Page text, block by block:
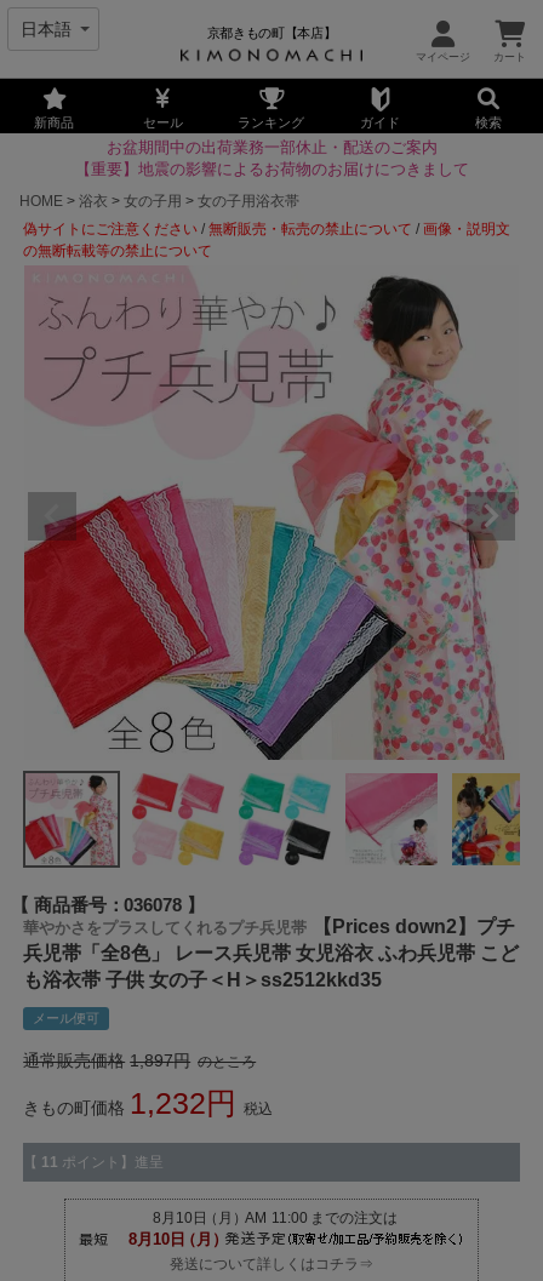
京都きもの町【本店】
新商品 セール ランキング ガイド 検索
お盆期間中の出荷業務一部休止・配送のご案内
【重要】地震の影響によるお荷物のお届けにつきまして
HOME
浴衣 女の子用
女の子用浴衣帯
偽サイトにご注意ください /無断販売・転売の禁止について /画像・説明文
の無断転載等の禁止について
商品番号 036078
華やかさをプラスしてくれるプチ兵児帯
【Prices down2】プチ
兵児帯「全8色」 レース兵児帯 女児浴衣 ふわ兵児帯 こど
も浴衣帯 子供 女の子＜H＞ss2512kkd35
メール便可
通常販売価格 1,897 のところ
きもの町価格 1,232 税込
【 11 ポイント】進呈
発送について詳しくはコチラ⇒